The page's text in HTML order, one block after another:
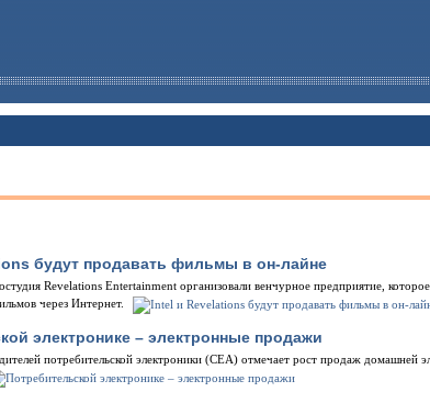
будут продавать фильмы в он-лайне
Revelations Entertainment организовали венчурное предприятие, которое
через Интернет.
электронике – электронные продажи
потребительской электроники (CEA) отмечает рост продаж домашней